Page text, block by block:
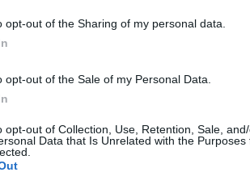
opt-out of the Sharing of my personal data.
opt-out of the Sale of my Personal Data.
opt-out of Collection, Use, Retention, Sale,
Data that Is Unrelated with the Purposes
too much wine
vin